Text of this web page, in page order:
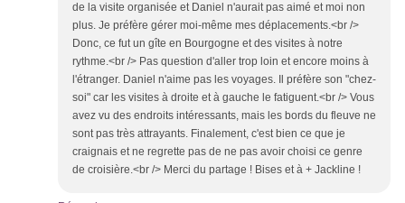
de la visite organisée et Daniel n'aurait pas aimé et moi non
plus. Je préfère gérer moi-même mes déplacements.<br />
Donc, ce fut un gîte en Bourgogne et des visites à notre
rythme.<br /> Pas question d'aller trop loin et encore moins à
l'étranger. Daniel n'aime pas les voyages. Il préfère son "chez-
soi" car les visites à droite et à gauche le fatiguent.<br /> Vous
avez vu des endroits intéressants, mais les bords du fleuve ne
sont pas très attrayants. Finalement, c'est bien ce que je
craignais et ne regrette pas de ne pas avoir choisi ce genre
de croisière.<br /> Merci du partage ! Bises et à + Jackline !